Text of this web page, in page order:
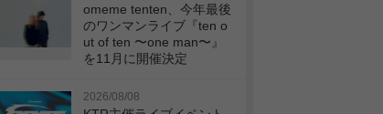
omeme tenten、今年最後
のワンマンライブ『ten o
ut of ten 〜one man〜』
を11月に開催決定
2026/08/08